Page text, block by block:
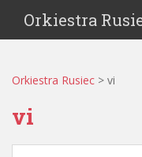
Orkiestra
Orkiestra Rusiec > vi
vi